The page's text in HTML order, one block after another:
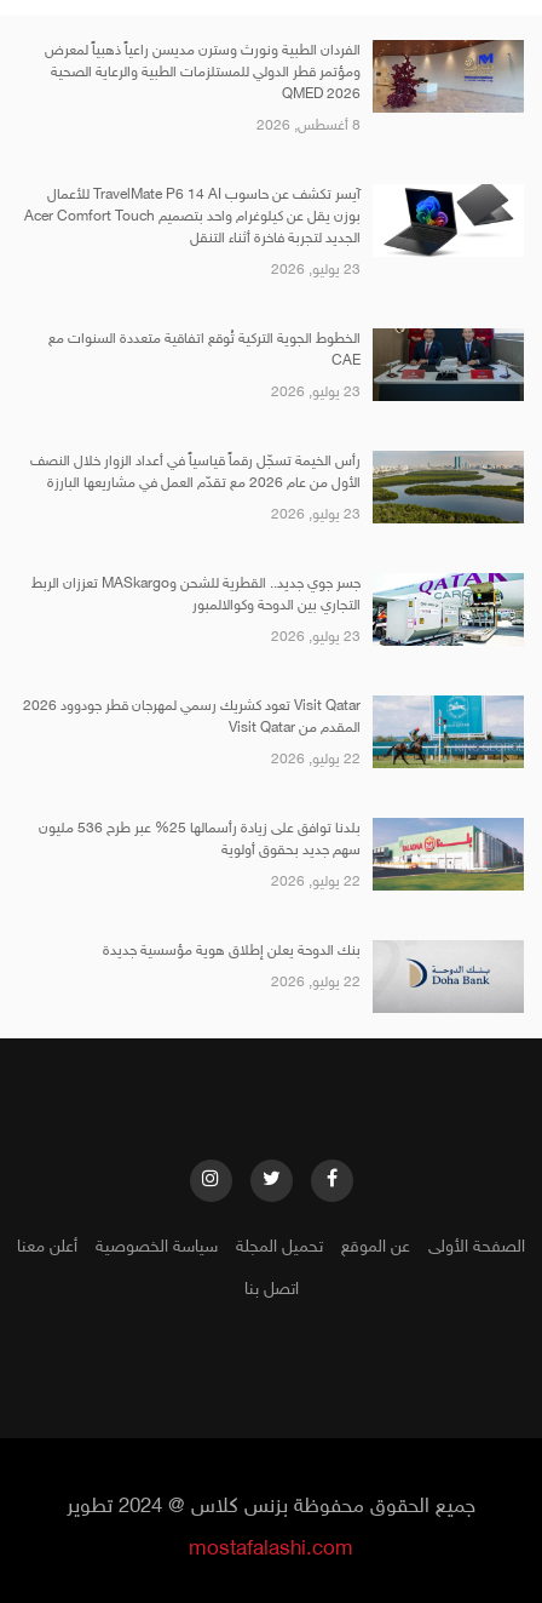
الفردان الطبية ونورث وسترن مديسن راعياً ذهبياً لمعرض
ومؤتمر قطر الدولي للمستلزمات الطبية والرعاية الصحية
QMED 2026
8 أغسطس, 2026
آيسر تكشف عن حاسوب TravelMate P6 14 AI للأعمال
بوزن يقل عن كيلوغرام واحد بتصميم Acer Comfort Touch
الجديد لتجربة فاخرة أثناء التنقل
23 يوليو, 2026
الخطوط الجوية التركية تُوقع اتفاقية متعددة السنوات مع
CAE
23 يوليو, 2026
رأس الخيمة تسجّل رقماً قياسياً في أعداد الزوار خلال النصف
الأول من عام 2026 مع تقدّم العمل في مشاريعها البارزة
23 يوليو, 2026
جسر جوي جديد.. القطرية للشحن وMASkargo تعززان الربط
التجاري بين الدوحة وكوالالمبور
23 يوليو, 2026
Visit Qatar تعود كشريك رسمي لمهرجان قطر جودوود 2026
المقدم من Visit Qatar
22 يوليو, 2026
بلدنا توافق على زيادة رأسمالها 25% عبر طرح 536 مليون
سهم جديد بحقوق أولوية
22 يوليو, 2026
بنك الدوحة يعلن إطلاق هوية مؤسسية جديدة
22 يوليو, 2026
الصفحة الأولى عن الموقع تحميل المجلة سياسة الخصوصية أعلن معنا
اتصل بنا
جميع الحقوق محفوظة بزنس كلاس @ 2024 تطوير
mostafalashi.com